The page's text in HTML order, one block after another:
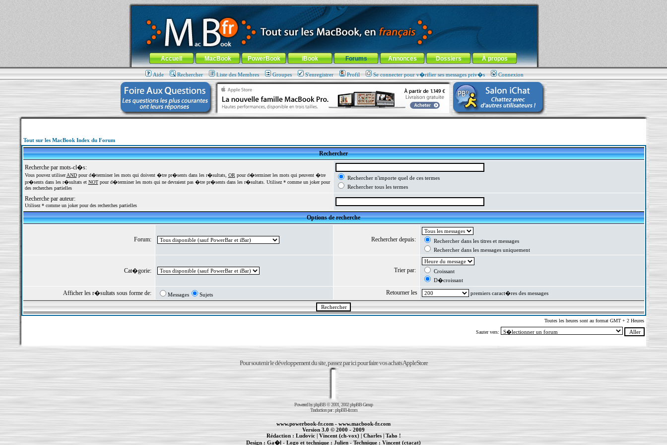
MacBook-fr.com : 100% Apple... 100% nomade !
Aller au contenu-Aller au menu général-Aller au menu de la rubrique
Menu général
Accueil MacBook PowerBook iBook Forums Annonces Dossiers À propos
Aide Rechercher Liste des Membres Groupes S'enregistrer Profil Se connecter pour v�rifier ses messages priv�s Connexion
Tout sur les MacBook Index du Forum
Rechercher
Recherche par mots-cl�s:
Vous pouvez utiliserANDpour d�terminer les mots qui doivent �tre pr�sents dans les r�sultats, OR pour d�terminer les mots qui peuvent �tre
pr�sents dans les r�sultats et NOTpour d�terminer les mots qui ne devraient pas �tre pr�sents dans les r�sultats. Utilisez * comme un joker pour
des recherches partielles
Rechercher n'importe quel de ces termes
Rechercher tous les termes
Recherche par auteur:
Utilisez * comme un joker pour des recherches partielles
Options de recherche
Forum: Rechercher depuis:
Rechercher dans les titres et messages
Rechercher dans les messages uniquement
Cat�gorie: Trier par:
Croissant
D�croissant
Afficher les r�sultats sous forme de: Messages Sujets Retourner les premiers caract�res des messages
Toutes les heures sont au format GMT + 2 Heures
Sauter vers:
Pour soutenir le développement du site, passez par ici pour faire vos achats AppleStore
Powered byphpBB© 2001, 2002 phpBB Group
Traduction par :phpBB-fr.com
www.powerbook-fr.com-www.macbook-fr.com
Version 3.0 © 2000 - 2009
Rédaction :Ludovic| Vincent (ch-vox)|Charles| Taho !
Design : Ga�l - Logo et technique : Julien - Technique :Vincent (ctacat)